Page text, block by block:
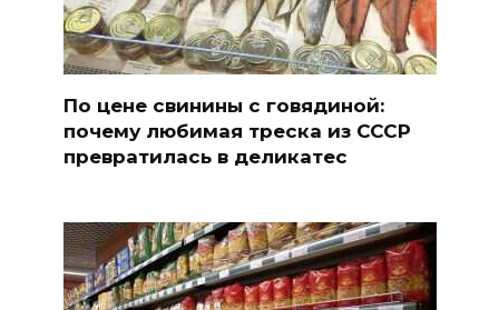
По цене свинины с говядиной:
почему любимая треска из СССР
превратилась в деликатес